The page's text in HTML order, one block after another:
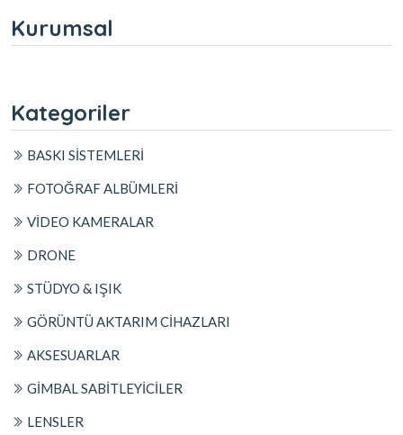
Kurumsal
Kategoriler
BASKI SİSTEMLERİ
FOTOĞRAF ALBÜMLERİ
VİDEO KAMERALAR
DRONE
STÜDYO & IŞIK
GÖRÜNTÜ AKTARIM CİHAZLARI
AKSESUARLAR
GİMBAL SABİTLEYİCİLER
LENSLER